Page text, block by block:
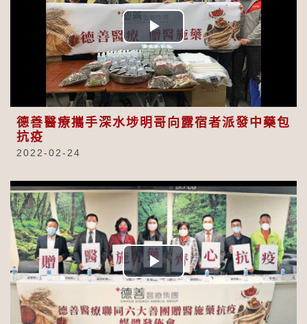
Play
Video
德善醫療攜手深水埗明哥向露宿者派發中藥包
抗疫
2022-02-24
Play
Video